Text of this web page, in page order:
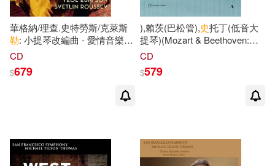
華格納/理查.史特勞斯/克萊斯
勒: 小提琴改編曲 - 愛情音樂 /
斯維林.魯瑟夫 小提琴 / 孫烈音
Son, Svetlin Roussev)
CD
$679
),賴茨(巴松管),史托丁(低音大
提琴)(Mozart & Beethoven:
Septets - Soloists of the
Ahss(violin) / Alberola(clarinet)
/ Altenberger(violin) / Raphael
Racz(bassoon) / Stotijn(double
bass))
CD
$579